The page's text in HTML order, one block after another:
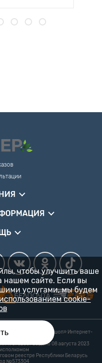
«Гарденшоп» Интернет-
24/7
193702687 выдано 08 августа 2023
реестре Республики Беларусь
№573304
чтобы улучшить ваше
нашем сайте. Если вы
услугами, мы будем
cookie-